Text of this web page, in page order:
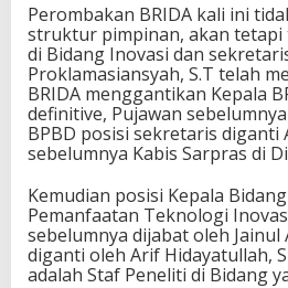
Perombakan BRIDA kali ini
struktur pimpinan, akan
di Bidang Inovasi dan
Proklamasiansyah, S.T telah
BRIDA menggantikan Kepala
definitive, Pujawan
BPBD posisi sekretaris diganti
sebelumnya Kabis Sarpras di
Kemudian posisi Kepala
Pemanfaatan Teknologi
sebelumnya dijabat oleh Jainul
diganti oleh Arif Hidayatullah,
adalah Staf Peneliti di Bidang